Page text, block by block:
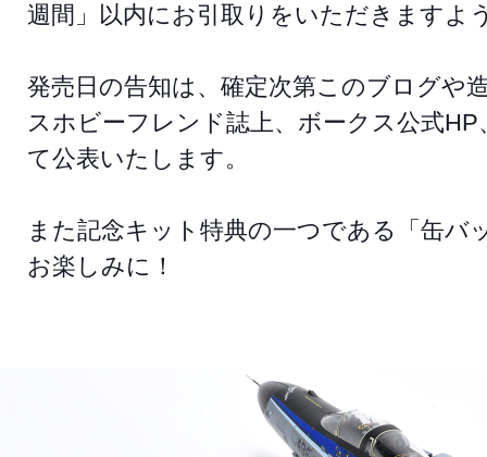
週間」以内にお引取りをいただきますよ
発売日の告知は、確定次第このブログや
スホビーフレンド誌上、ボークス公式
て公表いたします。
また記念キット特典の一つである「缶
お楽しみに！